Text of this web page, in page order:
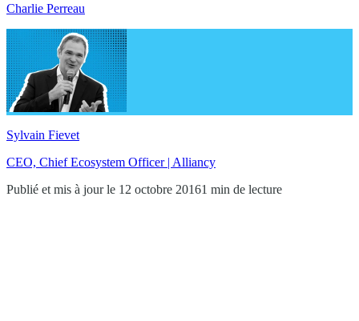
Charlie Perreau
Sylvain Fievet
CEO, Chief Ecosystem Officer | Alliancy
Publié et mis à jour le 12 octobre 20161 min de lecture